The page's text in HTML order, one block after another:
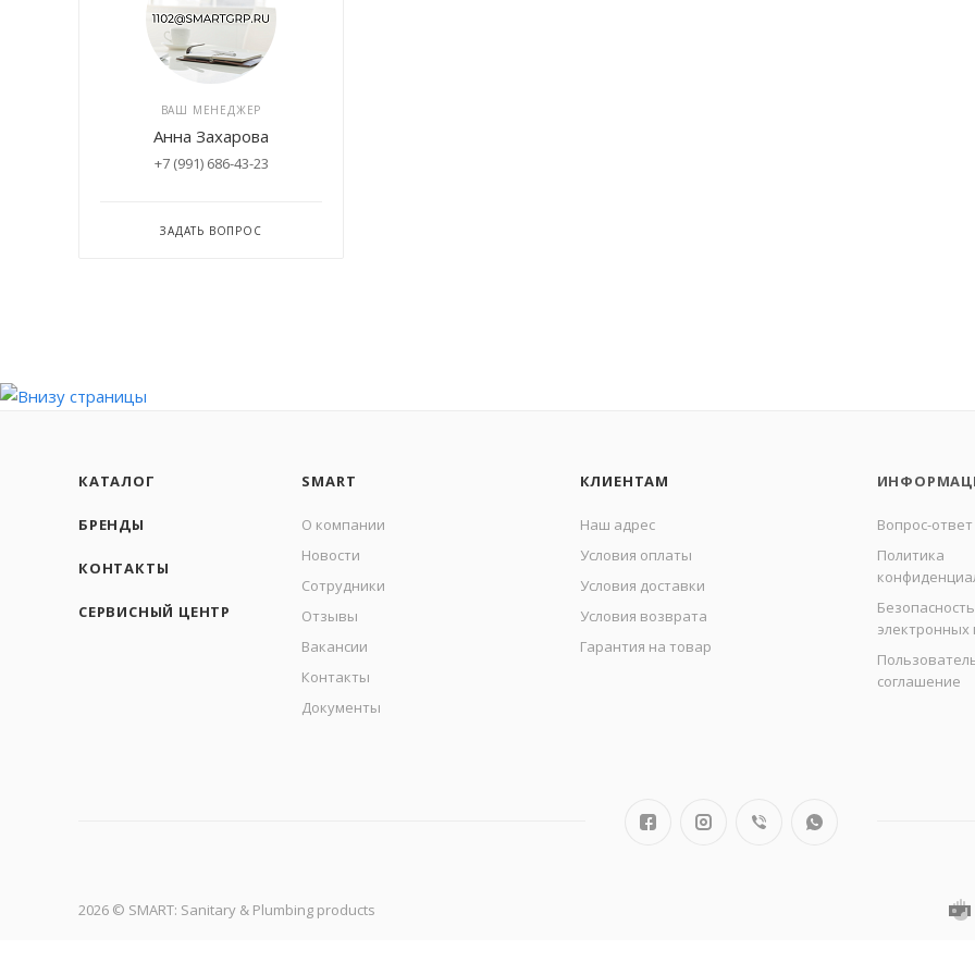
ВАШ МЕНЕДЖЕР
Анна Захарова
+7 (991) 686-43-23
ЗАДАТЬ ВОПРОС
КАТАЛОГ
БРЕНДЫ
КОНТАКТЫ
СЕРВИСНЫЙ ЦЕНТР
SMART
О компании
Новости
Сотрудники
Отзывы
Вакансии
Контакты
Документы
КЛИЕНТАМ
Наш адрес
Условия оплаты
Условия доставки
Условия возврата
Гарантия на товар
Вопрос-ответ
Политика
Безопасность
электронных
соглашение
2026 © SMART: Sanitary & Plumbing products